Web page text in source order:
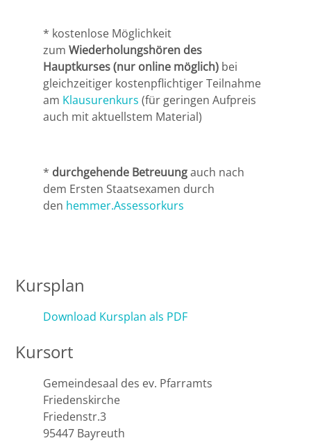
* kostenlose Möglichkeit
zumWiederholungshören des
Hauptkurses (nur online möglich) bei
gleichzeitiger kostenpflichtiger Teilnahme
am Klausurenkurs (für geringen Aufpreis
auch mit aktuellstem Material)
* durchgehende Betreuungauch nach
dem Ersten Staatsexamen durch
den hemmer.Assessorkurs
Kursplan
Download Kursplan als PDF
Kursort
Gemeindesaal des ev. Pfarramts
Friedenskirche
Friedenstr.3
95447 Bayreuth